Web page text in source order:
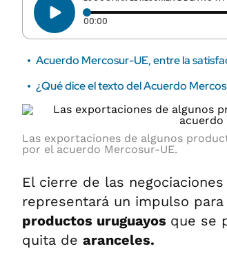
00:00 Tiempo transcurrido: 0
Acuerdo Mercosur-UE, entre la
¿Qué dice el texto del Acuerdo
Las exportaciones de algunos
por el acuerdo Mercosur-UE.
El cierre de las
representará un impulso para
productos uruguayos que se
quita de aranceles.